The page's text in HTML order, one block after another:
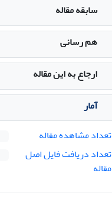
سابقه مقاله
هم رسانی
ارجاع به این مقاله
آمار
تعداد مشاهده مقاله
تعداد دریافت فایل اصل
مقاله